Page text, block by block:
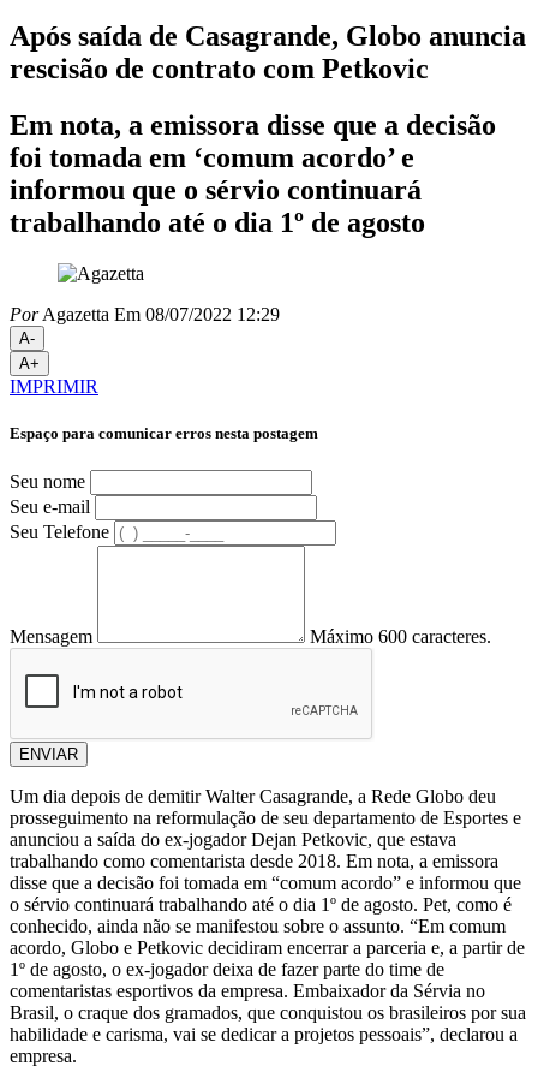
Após saída de Casagrande, Globo anuncia
rescisão de contrato com Petkovic
Em nota, a emissora disse que a decisão
foi tomada em ‘comum acordo’ e
informou que o sérvio continuará
trabalhando até o dia 1º de agosto
PorAgazetta Em 08/07/2022 12:29
A-
A+
IMPRIMIR
Espaço para comunicar erros nesta postagem
Seu nome
Seu e-mail
Seu Telefone
Mensagem Máximo 600 caracteres.
ENVIAR
Um dia depois de demitir Walter Casagrande, a Rede Globo deu
prosseguimento na reformulação de seu departamento de Esportes e
anunciou a saída do ex-jogador Dejan Petkovic, que estava
trabalhando como comentarista desde 2018. Em nota, a emissora
disse que a decisão foi tomada em “comum acordo” e informou que
o sérvio continuará trabalhando até o dia 1º de agosto. Pet, como é
conhecido, ainda não se manifestou sobre o assunto. “Em comum
acordo, Globo e Petkovic decidiram encerrar a parceria e, a partir de
1º de agosto, o ex-jogador deixa de fazer parte do time de
comentaristas esportivos da empresa. Embaixador da Sérvia no
Brasil, o craque dos gramados, que conquistou os brasileiros por sua
habilidade e carisma, vai se dedicar a projetos pessoais”, declarou a
empresa.